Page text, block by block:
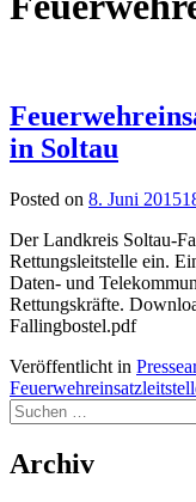
in Soltau
Posted on 8. Juni 2015
Der Landkreis Soltau-
Rettungsleitstelle ein.
Daten- und
Rettungskräfte.
Fallingbostel.pdf
Veröffentlicht in
Posts
navigation
Suchen
nach:
Archiv